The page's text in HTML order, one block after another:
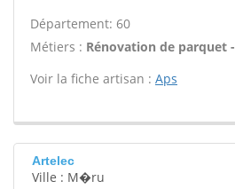
Département: 60
Métiers : Rénovation de parquet -
Voir la fiche artisan : Aps
Artelec
Ville : M�ru